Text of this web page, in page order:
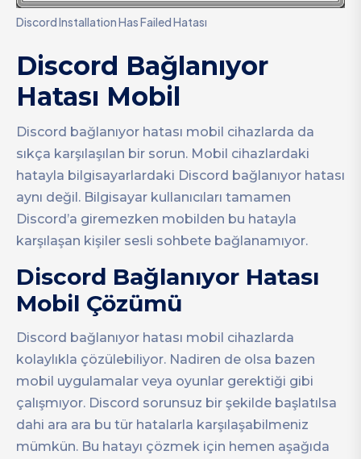
Discord Installation Has Failed Hatası
Discord Bağlanıyor
Hatası Mobil
Discord bağlanıyor hatası mobil cihazlarda da
sıkça karşılaşılan bir sorun. Mobil cihazlardaki
hatayla bilgisayarlardaki Discord bağlanıyor hatası
aynı değil. Bilgisayar kullanıcıları tamamen
Discord’a giremezken mobilden bu hatayla
karşılaşan kişiler sesli sohbete bağlanamıyor.
Discord Bağlanıyor Hatası
Mobil Çözümü
Discord bağlanıyor hatası mobil cihazlarda
kolaylıkla çözülebiliyor. Nadiren de olsa bazen
mobil uygulamalar veya oyunlar gerektiği gibi
çalışmıyor. Discord sorunsuz bir şekilde başlatılsa
dahi ara ara bu tür hatalarla karşılaşabilmeniz
mümkün. Bu hatayı çözmek için hemen aşağıda